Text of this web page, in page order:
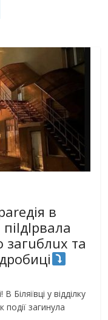
в
піlдlрвала
загuблuх та
Біляївці у відділку
події загинула